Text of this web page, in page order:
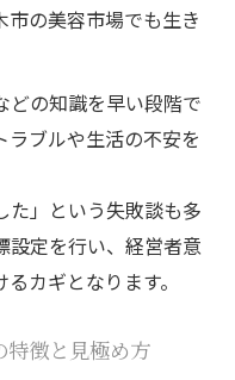
市の美容市場でも生き
どの知識を早い段階で
ブルや生活の不安を
た」という失敗談も多
設定を行い、経営者意
カギとなります。
特徴と見極め方